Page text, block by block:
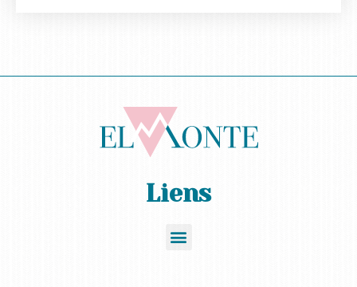
Liens